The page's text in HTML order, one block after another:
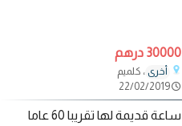
30000 درهم
أخرى ، كلميم
22/02/2019
ساعة قديمة لها تقريبا 60 عاما